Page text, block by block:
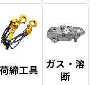
荷締工具 ガス・溶
断